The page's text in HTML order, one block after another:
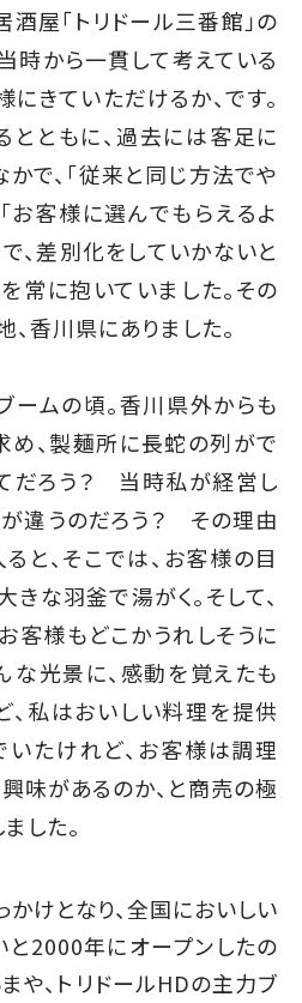
屋「トリドール三番館」の
時から一貫して考えている
にきていただけるか、です。
とともに、過去には客足に
で、「従来と同じ方法でや
お客様に選んでもらえるよ
、差別化をしていかないと
常に抱いていました。その
、香川県にありました。
ームの頃。香川県外からも
、製麺所に長蛇の列がで
だろう？ 当時私が経営し
違うのだろう？ その理由
と、そこでは、お客様の目
きな羽釜で湯がく。そして、
客様もどこかうれしそうに
な光景に、感動を覚えたも
、私はおいしい料理を提供
いたけれど、お客様は調理
味があるのか、と商売の極
した。
かけとなり、全国においしい
2000年にオープンしたの
や、トリドールHDの主力ブ